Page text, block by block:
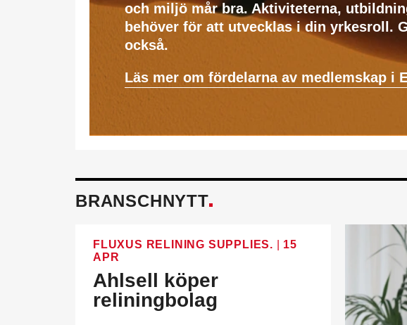
och miljö mår bra. Aktiviteterna,
behöver för att utvecklas i din yrkesroll.
också.
Läs mer om fördelarna av medlemskap i
BRANSCHNYTT
FLUXUS RELINING SUPPLIES.
15
APR
Ahlsell köper
reliningbolag